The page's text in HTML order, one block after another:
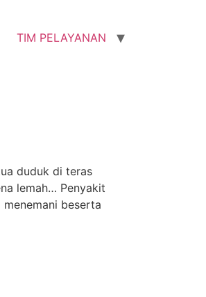
TIM PELAYANAN
tua duduk di teras
lemah… Penyakit
beserta